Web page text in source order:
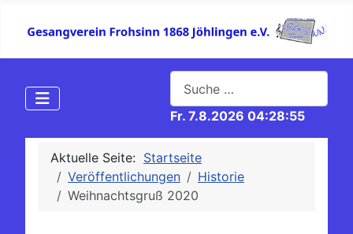
Fr. 7.8.2026 04:28:56
Aktuelle Seite: Startseite
Veröffentlichungen
Historie
Weihnachtsgruß 2020